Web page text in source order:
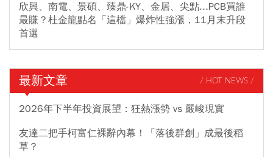
欣興、南電、景碩、臻鼎-KY、金居、尖點...PCB買誰
最賺？杜金龍點名「這檔」爆炸性強漲，11月末升段
首選
最新文章 / HOT NEWS /
2026年下半年投資展望：狂熱漲勢 vs 嚴峻現實
友達二把手柯富仁裸辭內幕！「落後群創」成最後稻
草？